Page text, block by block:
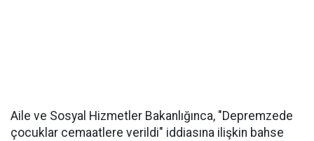
Aile ve Sosyal Hizmetler Bakanlığınca, "Depremzede
çocuklar cemaatlere verildi" iddiasına ilişkin bahse